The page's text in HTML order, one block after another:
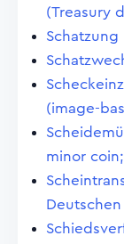
(Treasury
(image-
minor
Deutschen